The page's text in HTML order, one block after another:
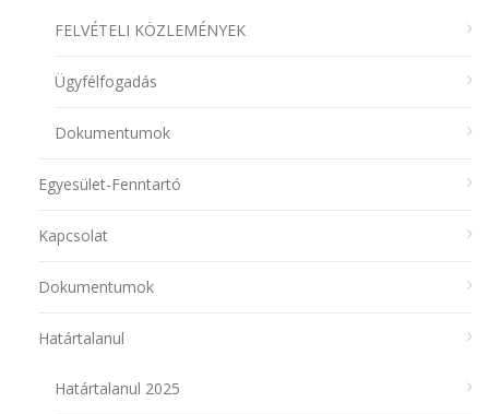
FELVÉTELI KÖZLEMÉNYEK
Ügyfélfogadás
Dokumentumok
Egyesület-Fenntartó
Kapcsolat
Dokumentumok
Határtalanul
Határtalanul 2025